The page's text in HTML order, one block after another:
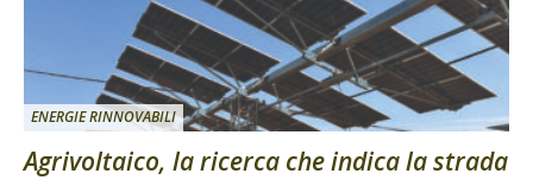
ENERGIE RINNOVABILI
Agrivoltaico, la ricerca che indica la strada